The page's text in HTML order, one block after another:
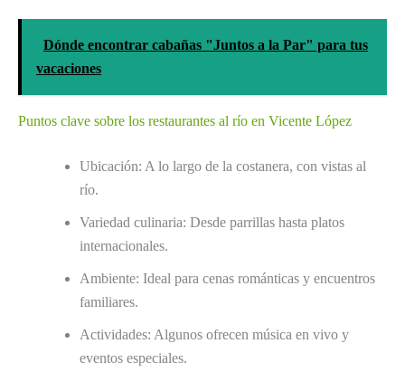
Dónde encontrar cabañas "Juntos a la Par" para tus
vacaciones
Puntos clave sobre los restaurantes al río en Vicente López
Ubicación: A lo largo de la costanera, con vistas al
río.
Variedad culinaria: Desde parrillas hasta platos
internacionales.
Ambiente: Ideal para cenas románticas y encuentros
familiares.
Actividades: Algunos ofrecen música en vivo y
eventos especiales.